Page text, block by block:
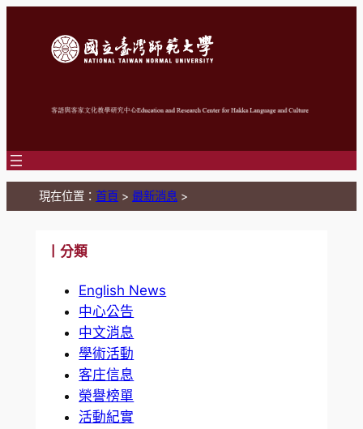
現在位置： 首頁 > 最新消息 >
丨分類
English News
中心公告
中文消息
學術活動
客庄信息
榮譽榜單
活動紀實